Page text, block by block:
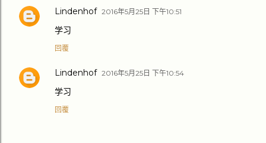
Lindenhof 2016年5月25日 下午10:51
学习
回覆
Lindenhof 2016年5月25日 下午10:54
学习
回覆